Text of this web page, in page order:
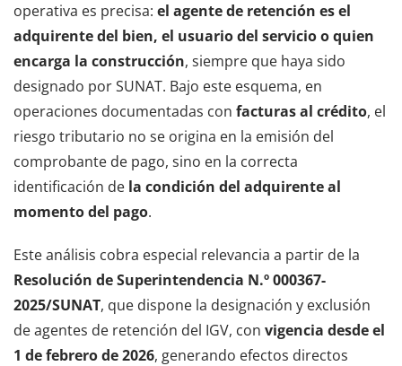
operativa es precisa: el agente de retención es el
adquirente del bien, el usuario del servicio o quien
encarga la construcción, siempre que haya sido
designado por SUNAT. Bajo este esquema, en
operaciones documentadas con facturas al crédito, el
riesgo tributario no se origina en la emisión del
comprobante de pago, sino en la correcta
identificación de la condición del adquirente al
momento del pago.
Este análisis cobra especial relevancia a partir de la
Resolución de Superintendencia N.º 000367-
2025/SUNAT, que dispone la designación y exclusión
de agentes de retención del IGV, con vigencia desde el
1 de febrero de 2026, generando efectos directos